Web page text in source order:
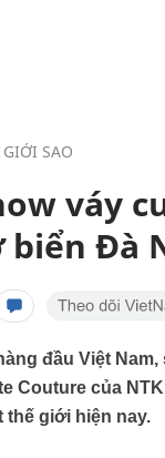
GIỚI SAO
váy
biển Đà
đầu Việt Nam,
Couture của
giới hiện nay.